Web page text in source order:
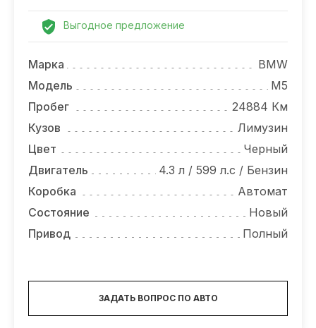
Выгодное предложение
Марка
BMW
Модель
M5
Пробег
24884 Км
Кузов
Лимузин
Цвет
Черный
Двигатель
4.3 л / 599 л.с / Бензин
Коробка
Автомат
Состояние
Новый
Привод
Полный
ЗАДАТЬ ВОПРОС ПО АВТО